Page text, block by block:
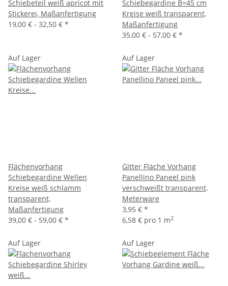
Schiebeteil weiß apricot mit
Stickerei, Maßanfertigung
19,00 € - 32,50 € *
Schiebegardine B=45 cm
Kreise weiß transparent,
Maßanfertigung
35,00 € - 57,00 € *
Auf Lager
Flächenvorhang
Schiebegardine Wellen
Kreise weiß schlamm
transparent,
Maßanfertigung
39,00 € - 59,00 € *
Auf Lager
Gitter Fläche Vorhang
Panellino Paneel pink
verschweißt transparent,
Meterware
3,95 € *
6,58 € pro 1 m2
Auf Lager Auf Lager